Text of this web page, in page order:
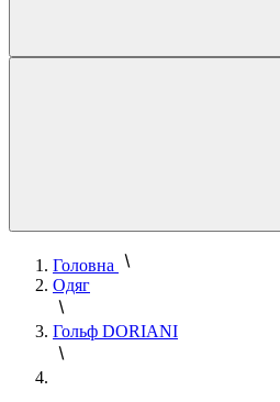
Головна
Одяг
Гольф DORIANI